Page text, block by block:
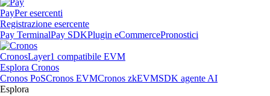
PayPer esercenti
Registrazione esercente
Pay TerminalPay SDKPlugin eCommercePronostici
CronosLayer1 compatibile EVM
Esplora Cronos
Cronos PoSCronos EVMCronos zkEVMSDK agente AI
Esplora